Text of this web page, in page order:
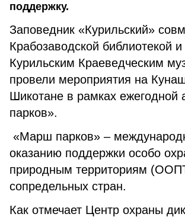
поддержку.
Заповедник «Курильский»
Крабозаводской библиотекой
Курильским Краеведческим
провели мероприятия на
Шикотане в рамках
парков».
«Марш парков» –
оказанию поддержки особо
природным территориям
сопредельных стран.
Как отмечает Центр охраны